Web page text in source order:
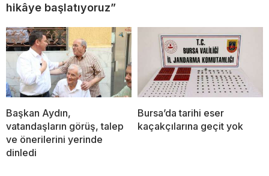
hikâye başlatıyoruz”
Başkan Aydın,
vatandaşların görüş, talep
ve önerilerini yerinde
dinledi
Bursa’da tarihi eser
kaçakçılarına geçit yok